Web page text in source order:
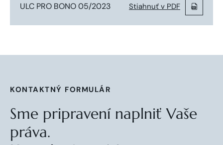
ULC PRO BONO 05/2023 Stiahnuť v PDF
KONTAKTNÝ FORMULÁR
Sme pripravení naplniť Vaše
práva.